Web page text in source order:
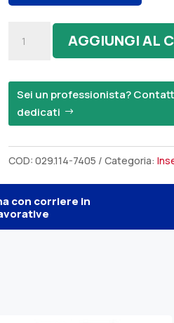
ANTI-
RAPIDO
quantità
AGGIUNGI AL
Sei un professionista?
dedicati
COD: 029.114-7405 Categoria:
con corriere in